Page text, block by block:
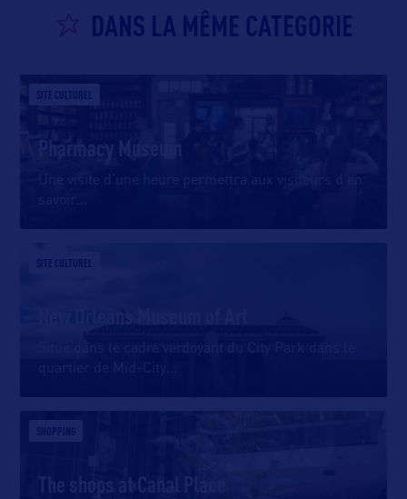
DANS LA MÊME CATEGORIE
SITE CULTUREL
Pharmacy Museum
Une visite d’une heure permettra aux visiteurs d’en
SITE CULTUREL
SHOPPING
The shops at Canal Place